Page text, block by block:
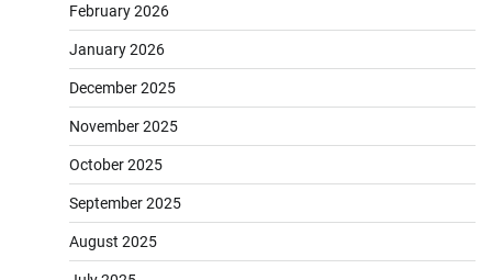
February 2026
January 2026
December 2025
November 2025
October 2025
September 2025
August 2025